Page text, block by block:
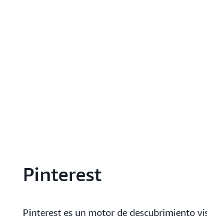
Pinterest
Pinterest es un motor de descubrimiento